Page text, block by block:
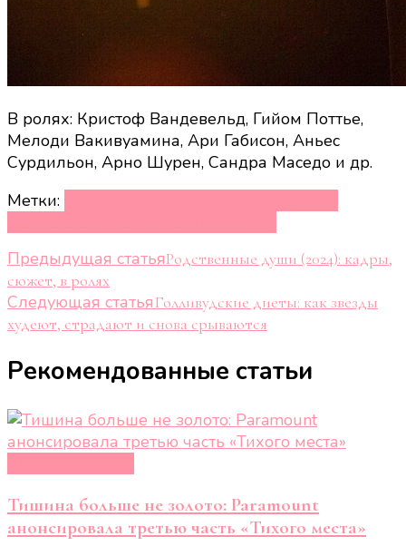
В ролях: Кристоф Вандевельд, Гийом Поттье,
Мелоди Вакивуамина, Ари Габисон, Аньес
Сурдильон, Арно Шурен, Сандра Маседо и др.
Метки:
Навигация
по
записям
Предыдущая статьяРодственные души (2024): кадры,
сюжет, в ролях
Следующая статьяГолливудские диеты: как звезды
худеют, страдают и снова срываются
Рекомендованные статьи
Тишина больше не золото: Paramount
анонсировала третью часть «Тихого места»